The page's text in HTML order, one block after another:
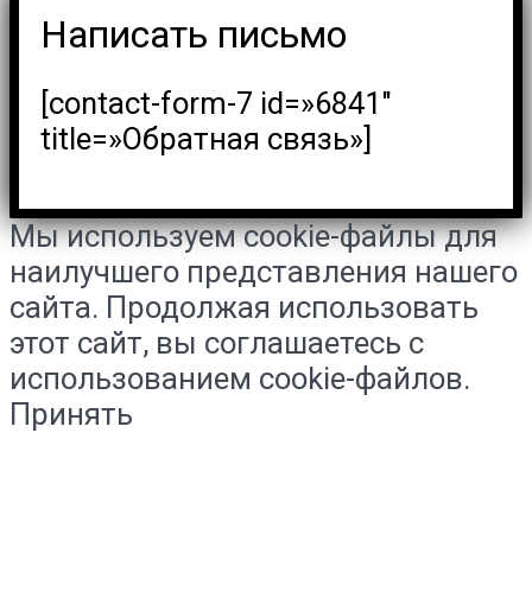
Написать письмо
[contact-form-7 id=»6841″
title=»Обратная связь»]
Мы используем cookie-файлы для
наилучшего представления нашего
сайта. Продолжая использовать
этот сайт, вы соглашаетесь с
использованием cookie-файлов.
Принять